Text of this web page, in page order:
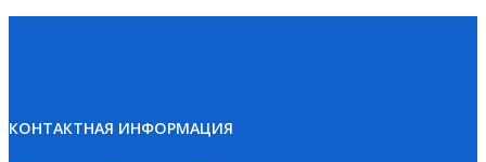
КОНТАКТНАЯ ИНФОРМАЦИЯ